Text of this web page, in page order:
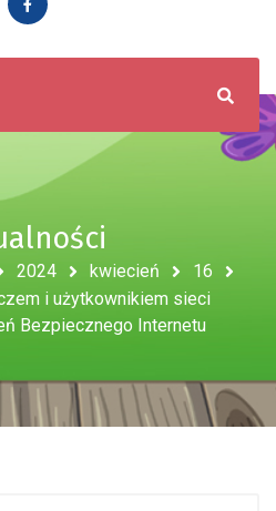
2024 kwiecień
16
i użytkownikiem sieci
Bezpiecznego Internetu